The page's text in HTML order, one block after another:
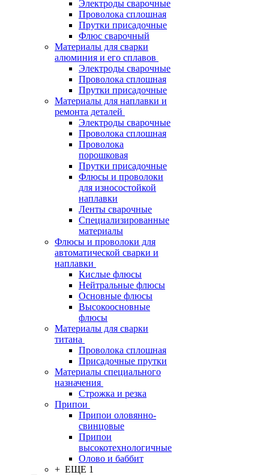
Электроды сварочные
Проволока сплошная
Прутки присадочные
Флюс сварочный
Материалы для сварки
алюминия и его сплавов
Электроды сварочные
Проволока сплошная
Прутки присадочные
Материалы для наплавки и
ремонта деталей
Электроды сварочные
Проволока сплошная
Проволока
порошковая
Прутки присадочные
Флюсы и проволоки
для износостойкой
наплавки
Ленты сварочные
Специализированные
материалы
Флюсы и проволоки для
автоматической сварки и
наплавки
Кислые флюсы
Нейтральные флюсы
Основные флюсы
Высокоосновные
флюсы
Материалы для сварки
титана
Проволока сплошная
Присадочные прутки
Материалы специального
назначения
Строжка и резка
Припои
Припои оловянно-
свинцовые
Припои
высокотехнологичные
Олово и баббит
+ ЕЩЕ 1